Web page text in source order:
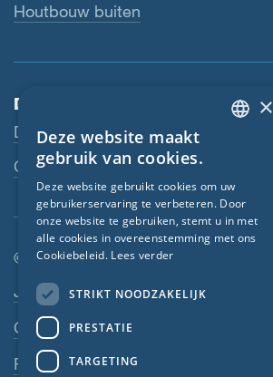
Houtbouw buiten
Dienstverlening
Downloads
Contactpersoon
© SIGA 2026
Footer-navigatie
Jobs
Contact
Privacyverklaring
FRENCH
CZECH
×
Deze website maakt
gebruik van cookies.
Deze website gebruikt cookies om uw
gebruikerservaring te verbeteren. Door
onze website te gebruiken, stemt u in met
alle cookies in overeenstemming met ons
Cookiebeleid. Lees verder
STRIKT NOODZAKELIJK
PRESTATIE
TARGETING